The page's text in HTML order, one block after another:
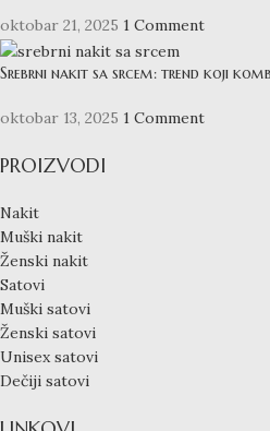
oktobar 21, 2025 1 Comment
Srebrni nakit sa srcem: trend koji
oktobar 13, 2025 1 Comment
PROIZVODI
Nakit
Muški nakit
Ženski nakit
Satovi
Muški satovi
Ženski satovi
Unisex satovi
Dečiji satovi